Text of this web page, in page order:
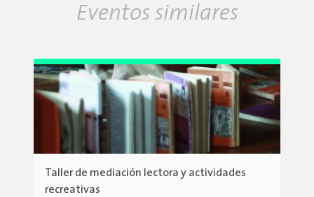
Eventos similares
Taller de mediación lectora y actividades
recreativas